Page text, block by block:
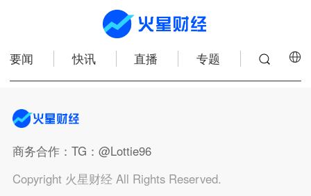
要闻 快讯 直播 专题
商务合作：TG：@Lottie96
Copyright 火星财经 All Rights Reserved.